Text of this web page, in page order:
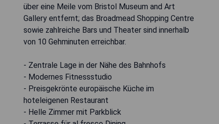
über eine Meile vom Bristol Museum and Art
Gallery entfernt; das Broadmead Shopping Centre
sowie zahlreiche Bars und Theater sind innerhalb
von 10 Gehminuten erreichbar.
- Zentrale Lage in der Nähe des Bahnhofs
- Modernes Fitnessstudio
- Preisgekrönte europäische Küche im
hoteleigenen Restaurant
- Helle Zimmer mit Parkblick